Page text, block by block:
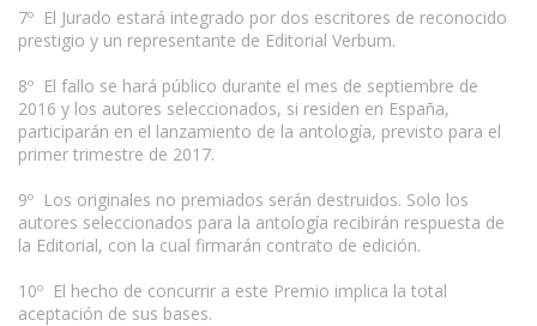
7º El Jurado estará integrado por dos escritores de reconocido
prestigio y un representante de Editorial Verbum.
8º El fallo se hará público durante el mes de septiembre de
2016 y los autores seleccionados, si residen en España,
participarán en el lanzamiento de la antología, previsto para el
primer trimestre de 2017.
9º Los originales no premiados serán destruidos. Solo los
autores seleccionados para la antología recibirán respuesta de
la Editorial, con la cual firmarán contrato de edición.
10º El hecho de concurrir a este Premio implica la total
aceptación de sus bases.